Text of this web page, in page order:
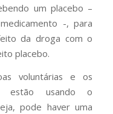
um placebo –
-, para
da droga com o
placebo.
voluntárias e os
estão usando o
pode haver uma